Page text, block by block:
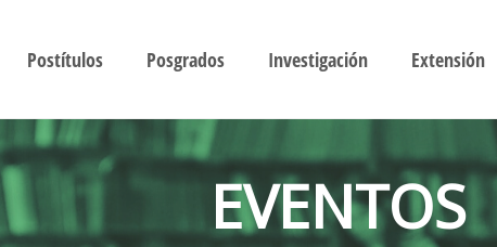
Postítulos Posgrados Investigación Extensión
EVENTOS